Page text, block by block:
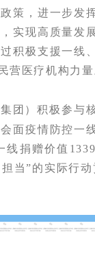
策，进一步发
实现高质量发
积极支援一线
营医疗机构力
团）积极参与
面疫情防控一
线捐赠价值
当”的实际行